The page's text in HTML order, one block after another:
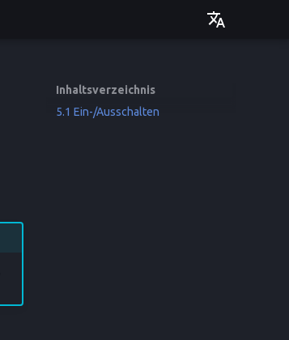
Inhaltsverzeichnis
5.1 Ein-/Ausschalten